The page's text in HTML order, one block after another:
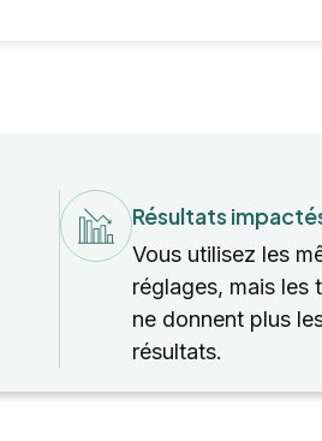
Résultats
Vous utilisez les
réglages, mais les
ne donnent plus
résultats.